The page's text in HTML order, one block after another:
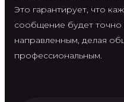
Это гарантирует, что
сообщение будет точно
направленным, делая
профессиональным.